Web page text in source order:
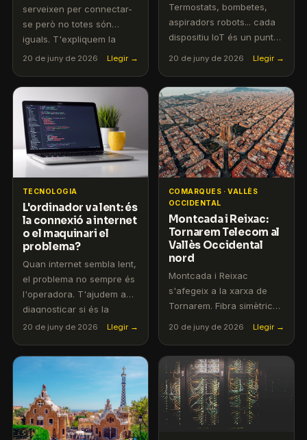
serveixen per connectar-
se però no totes són
iguals. T'expliquem la
diferència pràctica per
20 de juny de 2026 Llegir →
Termostats, bombetes,
aspiradors robots... cada
dispositiu IoT és un punt
20 de juny de 2026 Llegir →
TECNOLOGIA
L'ordinador va lent: és
la connexió a internet
o el maquinari el
problema?
Quan internet sembla lent,
el problema no sempre és
l'operadora. T'ajudem a
diagnosticar si és la
connexió, el router o
20 de juny de 2026 Llegir →
COMARQUES · VALLÈS
OCCIDENTAL
Montcada i Reixac:
Tornarem Telecom al
Vallès Occidental
nord
Montcada i Reixac
s'afegeix a la xarxa de
Tornarem. Fibra simètrica i
20 de juny de 2026 Llegir →